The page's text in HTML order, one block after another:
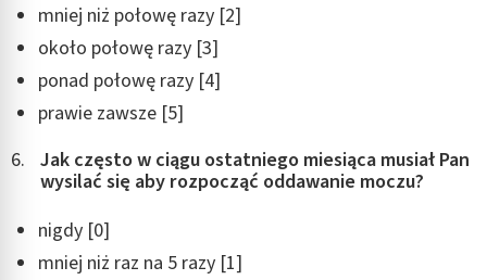
mniej niż połowę razy [2]
około połowę razy [3]
ponad połowę razy [4]
prawie zawsze [5]
Jak często w ciągu ostatniego miesiąca musiał Pan
wysilać się aby rozpocząć oddawanie moczu?
nigdy [0]
mniej niż raz na 5 razy [1]